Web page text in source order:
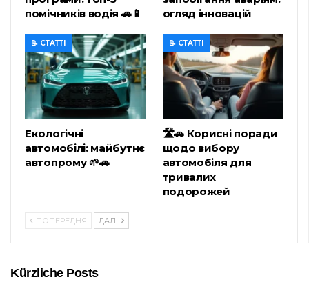
помічників водія 🚗📱
огляд інновацій
📝 СТАТТІ
Екологічні
автомобілі: майбутнє
автопрому 🌱🚗
📝 СТАТТІ
🛣️🚗 Корисні поради
щодо вибору
автомобіля для
тривалих
подорожей
ПОПЕРЕДНЯ ДАЛІ
Kürzliche Posts